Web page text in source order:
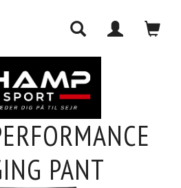
INDKØBSKURV
PANT